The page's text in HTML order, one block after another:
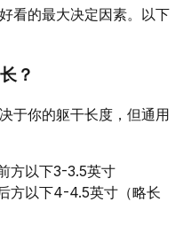
看的最大决定因素。以下
？
于你的躯干长度，但通用
方以下3-3.5英寸
方以下4-4.5英寸（略长